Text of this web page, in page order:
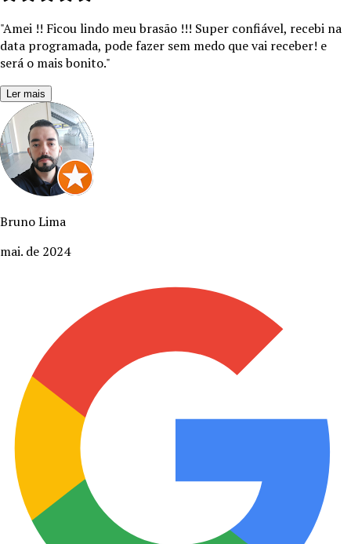
"Amei !! Ficou lindo meu brasão !!! Super confiável, recebi na
data programada, pode fazer sem medo que vai receber! e
será o mais bonito."
Ler mais
Bruno Lima
mai. de 2024